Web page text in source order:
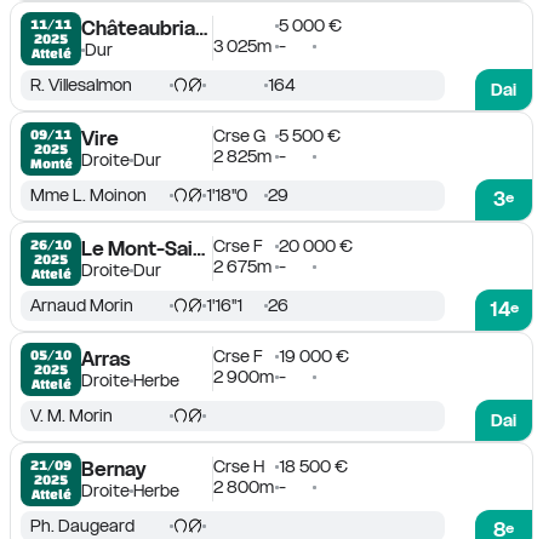
11/11
2025
Attelé
Châteaubriant
Dur
5 000 €
3 025m -
Dai
R. Villesalmon 164
09/11
2025
Monté
Vire
DroiteDur
Crse G
5 500 €
2 825m -
3e
Mme L. Moinon 1'18''0 29
26/10
2025
Attelé
Le Mont-Saint-Michel
DroiteDur
Crse F
20 000 €
2 675m -
14e
Arnaud Morin 1'16''1 26
05/10
2025
Attelé
Arras
DroiteHerbe
Crse F
19 000 €
2 900m -
Dai
V. M. Morin
21/09
2025
Attelé
Bernay
DroiteHerbe
Crse H
18 500 €
2 800m -
8e
Ph. Daugeard